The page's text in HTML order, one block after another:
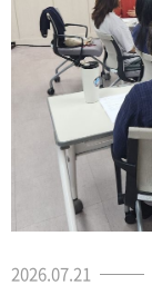
2026.07.21